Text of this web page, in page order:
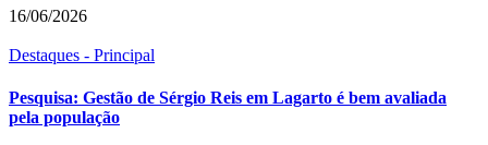
16/06/2026
Destaques - Principal
Pesquisa: Gestão de Sérgio Reis em Lagarto é bem avaliada
pela população